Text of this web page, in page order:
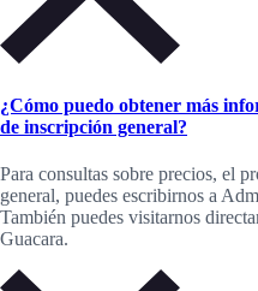
¿Cómo puedo obtener más
de inscripción general?
Para consultas sobre precios, el
general, puedes escribirnos a
También puedes visitarnos
Guacara.